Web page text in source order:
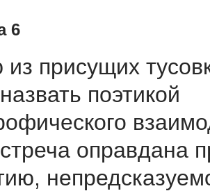
6
присущих
поэтикой
оправдана